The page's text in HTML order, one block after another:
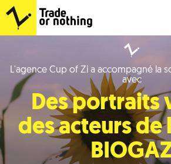
Cup
of
Zi
L'agence Cup of Zi a accompagné la
avec
Des portraits
des acteurs de